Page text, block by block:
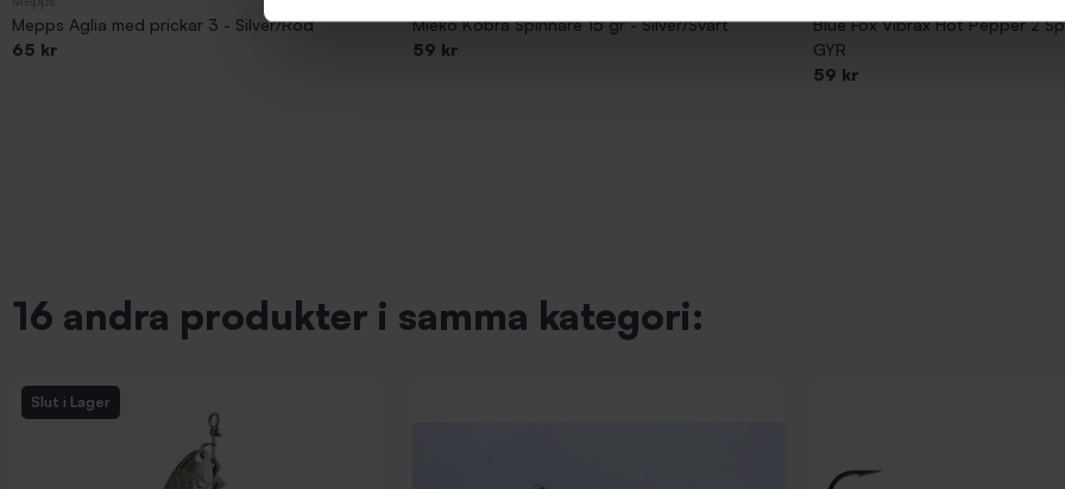
Mepps Aglia med prickar 3 - Silver/Röd
65 kr
Mieko Kobra Spinnare 15 gr - Silver/Svart
59 kr
Blue Fox Vibrax Hot Pepper 2
GYR
59 kr
16 andra produkter i samma kategori:
Slut i Lager